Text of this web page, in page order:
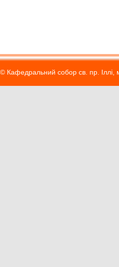
© Кафедральний собор св. пр.